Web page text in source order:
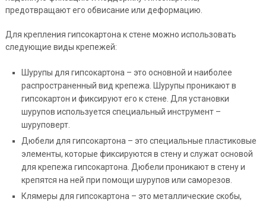
предотвращают его обвисание или деформацию.
Для крепления гипсокартона к стене можно использовать
следующие виды крепежей:
Шурупы для гипсокартона – это основной и наиболее
распространенный вид крепежа. Шурупы проникают в
гипсокартон и фиксируют его к стене. Для установки
шурупов используется специальный инструмент –
шуруповерт.
Дюбели для гипсокартона – это специальные пластиковые
элементы, которые фиксируются в стену и служат основой
для крепежа гипсокартона. Дюбели проникают в стену и
крепятся на ней при помощи шурупов или саморезов.
Клямеры для гипсокартона – это металлические скобы,